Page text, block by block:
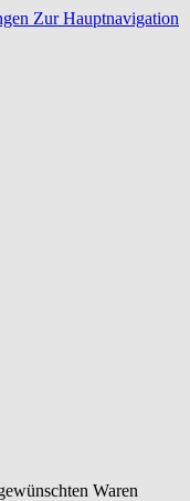
Zur Hauptnavigation
Waren